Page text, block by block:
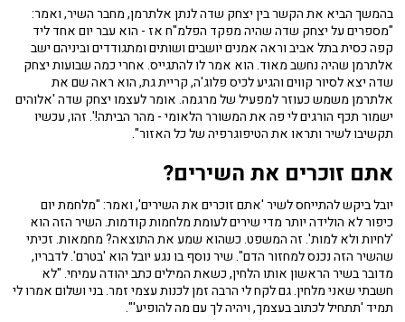
בהמשך הביא את הקשר בין יצחק שדה לנתן אלתרמן, מחבר השיר, ואמר:
"מספרים על יצחק שדה שהיה מפקד הפלמ"ח אז - הוא עבר יום אחד ליד
קפה כסית בתל אביב וראה אמנים יושבים ושותים ומתגודדים וביניהם ישב
אלתרמן שהיה נחשב מאוד. הוא אמר לו להתגייס. אחרי כמה שבועות יצחק
שדה יצא לסיור קווים והגיע לכיס פלוג'ה, קריית גת, הוא ראה שם את
אלתרמן משמש כעוזר למפעיל של מרגמה. אומר לעצמו יצחק שדה 'אלוהים
ישמור תכף הורגים לי פה את המשורר הלאומי - מהר הביתה!'. זהו, עכשיו
תקשיבו לשיר ותראו את הטיפוגרפיה של כל האזור".
אתם זוכרים את השירים?
יובל ביקש להתייחס לשיר 'אתם זוכרים את השירים', ואמר: "מלחמת יום
כיפור לא הולידה יותר מדי שירים לעומת מלחמות קודמות. השיר הזה הוא
'לחיות ולא למות'. זה המשפט. כשהוא שמע את התוצאה? מחמאות. זכיתי
שהשיר הזה נכנס למחזור הדם". שיר נוסף בו נגע יובל הוא 'בטרם'. לדבריו,
מדובר בשיר הראשון אותו הלחין, כשאת המילים כתב יהודה עמיחי. "לא
חשבתי שאני מלחין. גם לקח לי הרבה זמן לכנות עצמי זמר. בני ושלום אמרו לי
תמיד 'תתחיל לכתוב בעצמך, ויהיה לך עם מה להופיע'".